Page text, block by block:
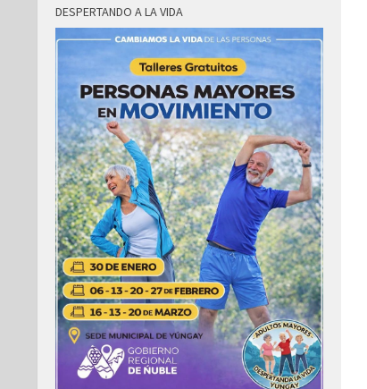
DESPERTANDO A LA VIDA